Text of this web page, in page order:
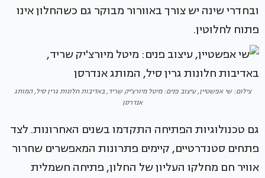
ובחדרי שינה יש צורך באוורור מבוקר גם כשהחלון אינו
פתוח לחלוטין.
צילום: שי אפשטיין, עיצוב פנים: מיטל מיורצ'יק שריד, באדיבות חלונות גרין סיל, המותג
אנדרסן
גם טכנולוגיות הפתיחה התקדמו בשנים האחרונות. לצד
פתחים סטנדרטיים, קיימים פתרונות המאפשרים שחרור
אוויר חם מחלקו העליון של החלון, פתיחה חשמלית